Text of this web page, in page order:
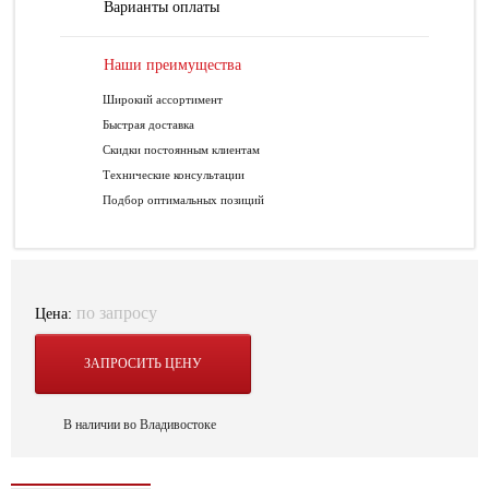
Варианты оплаты
Наши преимущества
Широкий ассортимент
Быстрая доставка
Скидки постоянным клиентам
Технические консультации
Подбор оптимальных позиций
Цена: по запросу
ЗАПРОСИТЬ ЦЕНУ
В наличии во Владивостоке